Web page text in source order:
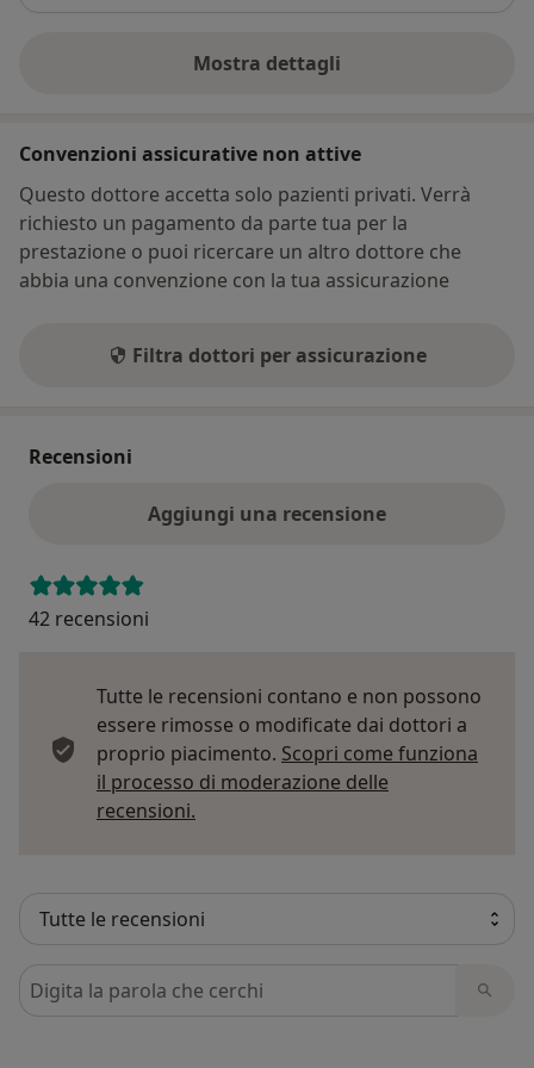
Mostra dettagli
sull'indirizzo
Convenzioni assicurative non attive
Questo dottore accetta solo pazienti privati. Verrà
richiesto un pagamento da parte tua per la
prestazione o puoi ricercare un altro dottore che
abbia una convenzione con la tua assicurazione
Filtra dottori per assicurazione
Recensioni
Aggiungi una recensione
42 recensioni
Tutte le recensioni contano e non possono
essere rimosse o modificate dai dottori a
proprio piacimento. Scopri come funziona
il processo di moderazione delle
recensioni.
Cerca nelle recensioni